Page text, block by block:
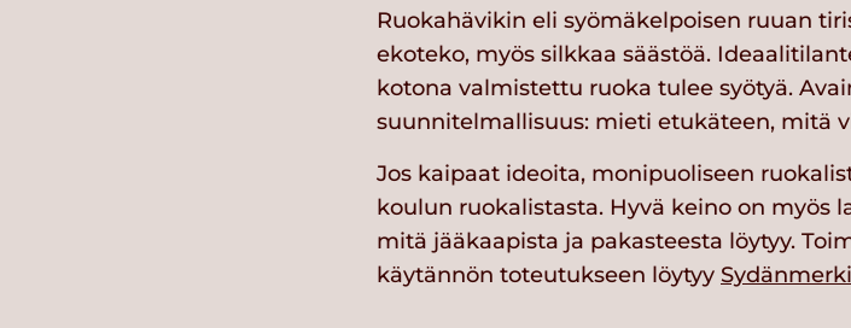
Ruokahävikin eli syömäkelpoisen ruuan
ekoteko, myös silkkaa säästöä.
kotona valmistettu ruoka tulee syötyä.
suunnitelmallisuus: mieti etukäteen, mitä
Jos kaipaat ideoita, monipuoliseen
koulun ruokalistasta. Hyvä keino on myös
mitä jääkaapista ja pakasteesta löytyy.
käytännön toteutukseen löytyy